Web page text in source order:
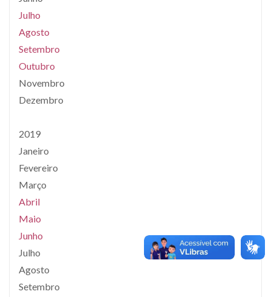
Julho
Agosto
Setembro
Outubro
Novembro
Dezembro
2019
Janeiro
Fevereiro
Março
Abril
Maio
Junho
Julho
Agosto
Setembro